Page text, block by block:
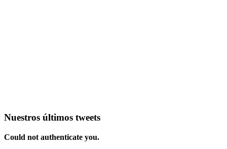
Nuestros últimos tweets
Could not authenticate you.